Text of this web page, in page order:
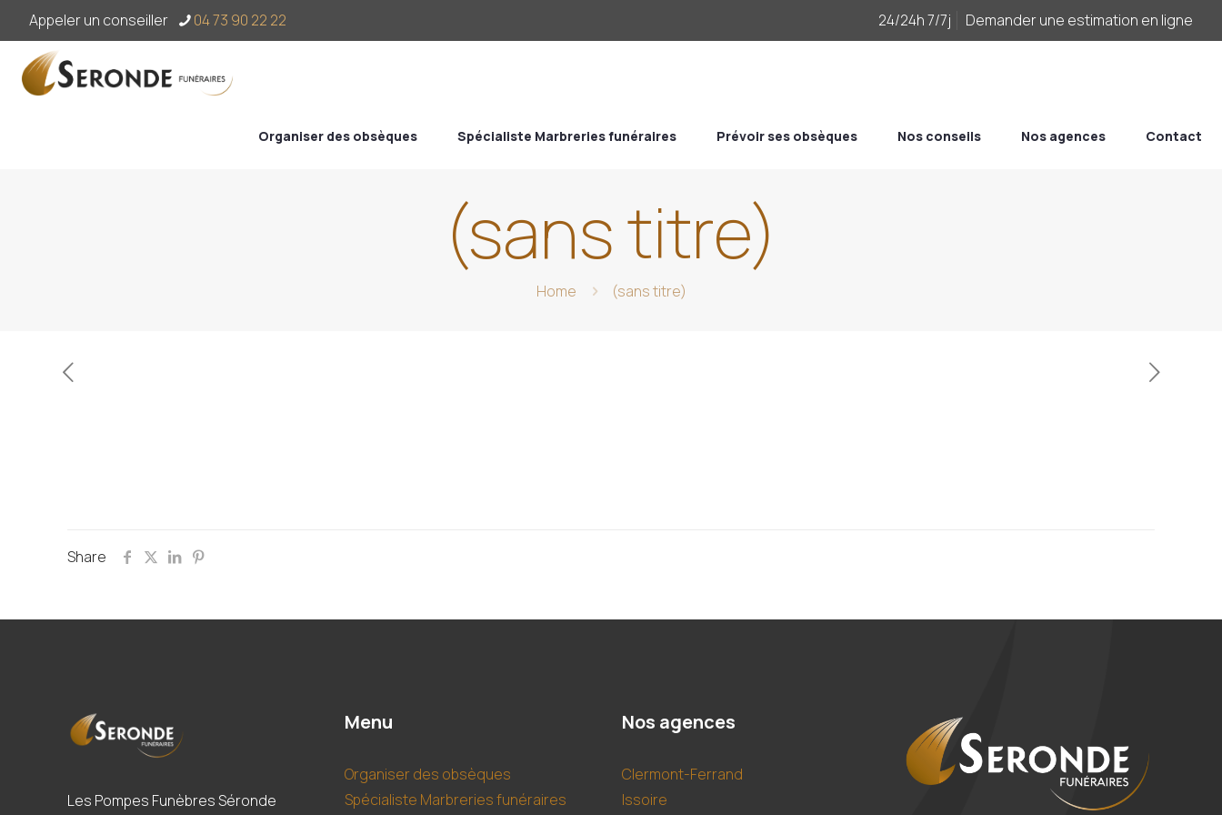
Appeler un conseiller 04 73 90 22 22 24/24h 7/7j Demander une estimation en ligne
Organiser des obsèques Spécialiste Marbreries funéraires Prévoir ses obsèques Nos conseils Nos agences Contact
(sans titre)
Home (sans titre)
Share
Les Pompes Funèbres Séronde
Menu
Organiser des obsèques
Spécialiste Marbreries funéraires
Nos agences
Clermont-Ferrand
Issoire